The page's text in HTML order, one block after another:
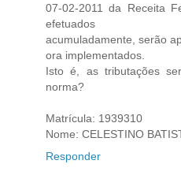
07-02-2011 da Receita
efetuados
acumuladamente, serão
ora implementados.
Isto é, as tributações
norma?
Matrícula: 1939310
Nome: CELESTINO
Responder